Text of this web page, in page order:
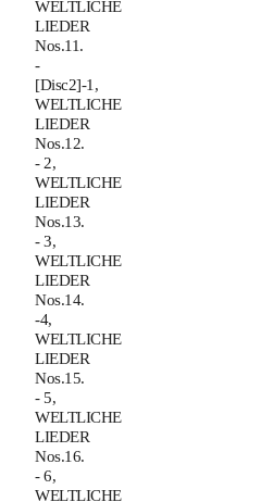
WELTLICHE
LIEDER
Nos.11.
-
[Disc2]-1,
WELTLICHE
LIEDER
Nos.12.
- 2,
WELTLICHE
LIEDER
Nos.13.
- 3,
WELTLICHE
LIEDER
Nos.14.
-4,
WELTLICHE
LIEDER
Nos.15.
- 5,
WELTLICHE
LIEDER
Nos.16.
- 6,
WELTLICHE